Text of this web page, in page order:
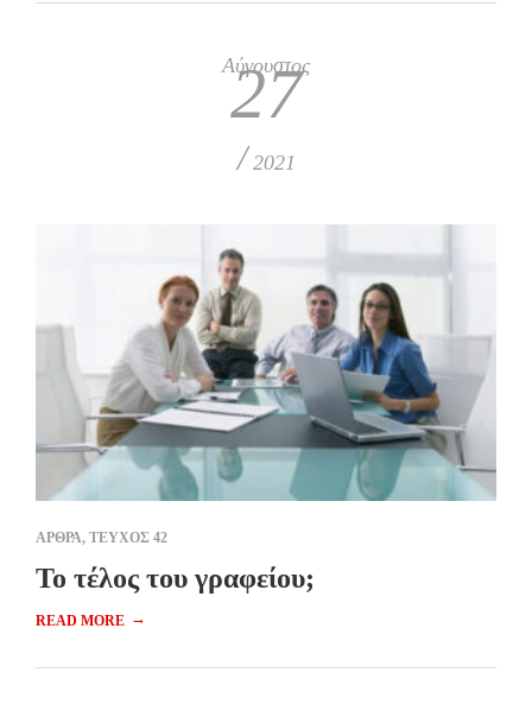
Αύγουστος
27
/ 2021
ΑΡΘΡΑ, ΤΕΥΧΟΣ 42
Το τέλος του γραφείου;
READ MORE →